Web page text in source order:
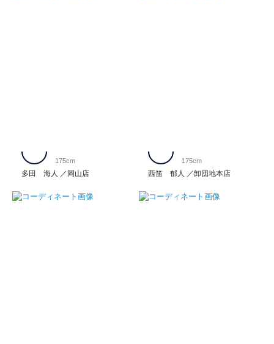
多田 海人 岡山店
175cm
西笛 郁人 卸団地本店
175cm